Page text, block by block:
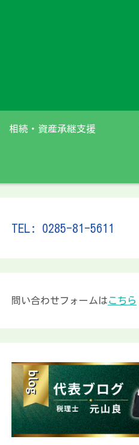
相続・資産承継支援
TEL: 0285-81-5611
問い合わせフォームはこちら